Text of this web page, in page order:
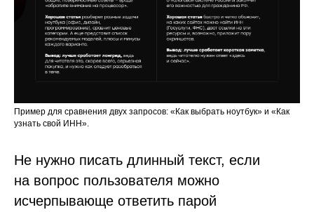
Пример для сравнения двух запросов: «Как выбрать ноутбук» и «Как
узнать свой ИНН».
Не нужно писать длинный текст, если
на вопрос пользователя можно
исчерпывающе ответить парой